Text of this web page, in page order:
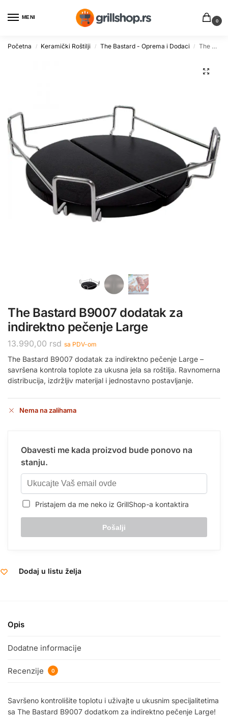
MENI
0
Početna / Keramički Roštilji / The Bastard - Oprema i Dodaci / The Bastard B9007 dodatak za indirektno pečenje Large
The Bastard B9007 dodatak za
indirektno pečenje Large
13.990,00 rsd sa PDV-om
The Bastard B9007 dodatak za indirektno pečenje Large –
savršena kontrola toplote za ukusna jela sa roštilja. Ravnomerna
distribucija, izdržljiv materijal i jednostavno postavljanje.
Nema na zalihama
Obavesti me kada proizvod bude ponovo na
stanju.
Pristajem da me neko iz GrillShop-a kontaktira
Dodaj u listu želja
Opis
Dodatne informacije
Recenzije 0
Savršeno kontrolišite toplotu i uživajte u ukusnim specijalitetima
sa The Bastard B9007 dodatkom za indirektno pečenje Large!